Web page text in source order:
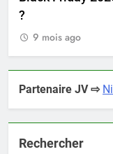
?
9 mois ago
Partenaire JV ⇨
Rechercher